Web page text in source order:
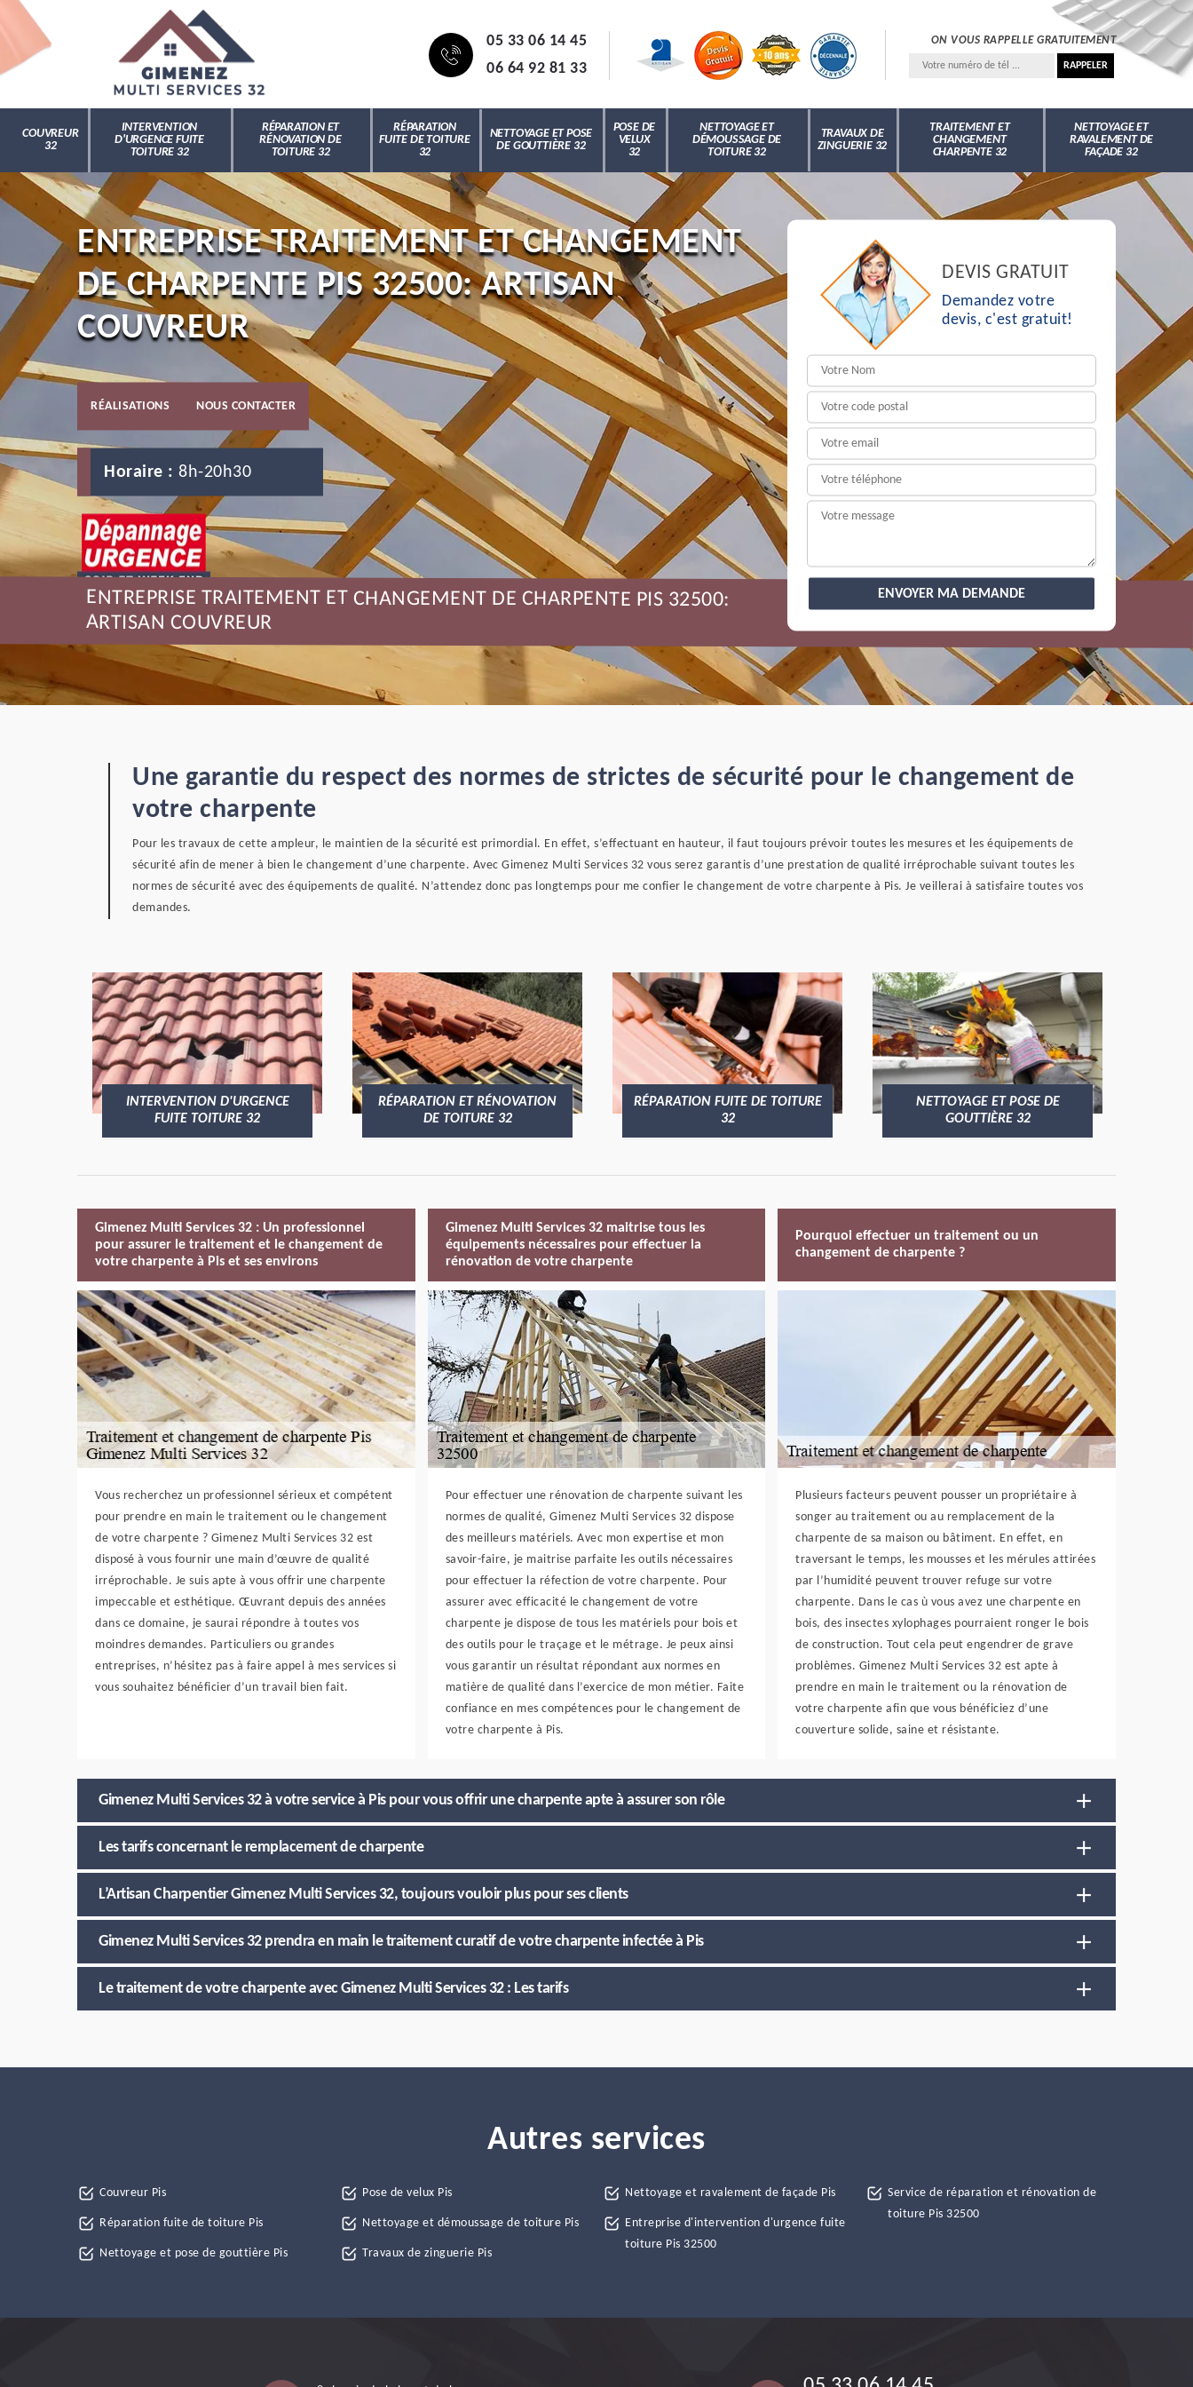
05 33 06 14 45
06 64 92 81 33
ON VOUS RAPPELLE GRATUITEMENT
COUVREUR
32
INTERVENTION
D'URGENCE FUITE
TOITURE 32
RÉPARATION ET
RÉNOVATION DE
TOITURE 32
RÉPARATION
FUITE DE TOITURE
32
NETTOYAGE ET POSE
DE GOUTTIÈRE 32
POSE DE
VELUX
32
NETTOYAGE ET
DÉMOUSSAGE DE
TOITURE 32
TRAVAUX DE
ZINGUERIE 32
TRAITEMENT ET
CHANGEMENT
CHARPENTE 32
NETTOYAGE ET
RAVALEMENT DE
FAÇADE 32
ENTREPRISE TRAITEMENT ET CHANGEMENT
DE CHARPENTE PIS 32500: ARTISAN
COUVREUR
RÉALISATIONS NOUS CONTACTER
Horaire : 8h-20h30
DEVIS GRATUIT
Demandez votre
devis, c'est gratuit!
ENTREPRISE TRAITEMENT ET CHANGEMENT DE CHARPENTE PIS 32500:
ARTISAN COUVREUR
Une garantie du respect des normes de strictes de sécurité pour le changement de
votre charpente
Pour les travaux de cette ampleur, le maintien de la sécurité est primordial. En effet, s’effectuant en hauteur, il faut toujours prévoir toutes les mesures et les équipements de
sécurité afin de mener à bien le changement d’une charpente. Avec Gimenez Multi Services 32 vous serez garantis d’une prestation de qualité irréprochable suivant toutes les
normes de sécurité avec des équipements de qualité. N’attendez donc pas longtemps pour me confier le changement de votre charpente à Pis. Je veillerai à satisfaire toutes vos
demandes.
D'URGENCE
RÉPARATION ET RÉNOVATION
DE TOITURE 32
RÉPARATION FUITE DE TOITURE
NETTOYAGE ET POSE DE
POSE DE VELUX 32
Gimenez Multi Services 32 : Un professionnel
pour assurer le traitement et le changement de
votre charpente à Pis et ses environs
Vous recherchez un professionnel sérieux et compétent
pour prendre en main le traitement ou le changement
de votre charpente ? Gimenez Multi Services 32 est
disposé à vous fournir une main d’œuvre de qualité
irréprochable. Je suis apte à vous offrir une charpente
impeccable et esthétique. Œuvrant depuis des années
dans ce domaine, je saurai répondre à toutes vos
moindres demandes. Particuliers ou grandes
entreprises, n’hésitez pas à faire appel à mes services si
vous souhaitez bénéficier d’un travail bien fait.
Gimenez Multi Services 32 maitrise tous les
équipements nécessaires pour effectuer la
rénovation de votre charpente
Pour effectuer une rénovation de charpente suivant les
normes de qualité, Gimenez Multi Services 32 dispose
des meilleurs matériels. Avec mon expertise et mon
savoir-faire, je maitrise parfaite les outils nécessaires
pour effectuer la réfection de votre charpente. Pour
assurer avec efficacité le changement de votre
charpente je dispose de tous les matériels pour bois et
des outils pour le traçage et le métrage. Je peux ainsi
vous garantir un résultat répondant aux normes en
matière de qualité dans l’exercice de mon métier. Faite
confiance en mes compétences pour le changement de
votre charpente à Pis.
Pourquoi effectuer un traitement ou un
changement de charpente ?
Plusieurs facteurs peuvent pousser un propriétaire à
songer au traitement ou au remplacement de la
charpente de sa maison ou bâtiment. En effet, en
traversant le temps, les mousses et les mérules attirées
par l’humidité peuvent trouver refuge sur votre
charpente. Dans le cas ù vous avez une charpente en
bois, des insectes xylophages pourraient ronger le bois
de construction. Tout cela peut engendrer de grave
problèmes. Gimenez Multi Services 32 est apte à
prendre en main le traitement ou la rénovation de
votre charpente afin que vous bénéficiez d’une
couverture solide, saine et résistante.
Gimenez Multi Services 32 à votre service à Pis pour vous offrir une charpente apte à assurer son rôle
Les tarifs concernant le remplacement de charpente
L’Artisan Charpentier Gimenez Multi Services 32, toujours vouloir plus pour ses clients
Gimenez Multi Services 32 prendra en main le traitement curatif de votre charpente infectée à Pis
Le traitement de votre charpente avec Gimenez Multi Services 32 : Les tarifs
Autres services
Couvreur Pis
Réparation fuite de toiture Pis
Nettoyage et pose de gouttière Pis
Pose de velux Pis
Nettoyage et démoussage de toiture Pis
Travaux de zinguerie Pis
Nettoyage et ravalement de façade Pis
Entreprise d'intervention d'urgence fuite
toiture Pis 32500
Service de réparation et rénovation de
toiture Pis 32500